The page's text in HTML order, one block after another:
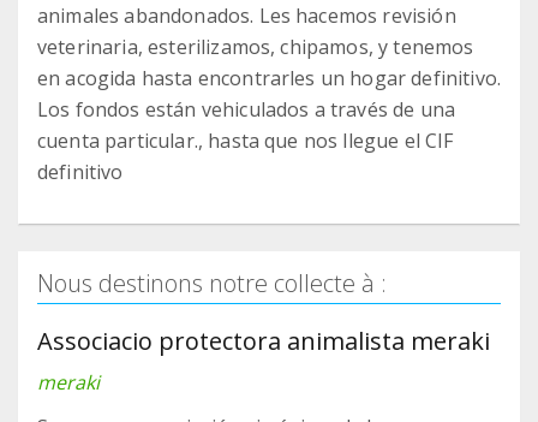
animales abandonados. Les hacemos revisión
veterinaria, esterilizamos, chipamos, y tenemos
en acogida hasta encontrarles un hogar definitivo.
Los fondos están vehiculados a través de una
cuenta particular., hasta que nos llegue el CIF
definitivo
Nous destinons notre collecte à :
Associacio protectora animalista meraki
meraki